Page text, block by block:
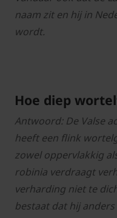
naam zit en hij in
wordt.
Hoe diep
Antwoord: De Valse
heeft een flink
zowel oppervlakkig
robinia verdraagt
verharding niet te
bestaat dat hij